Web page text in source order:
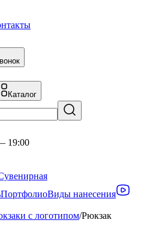
Каталог
19:00
ПортфолиоВиды нанесения
с логотипом/Рюкзак